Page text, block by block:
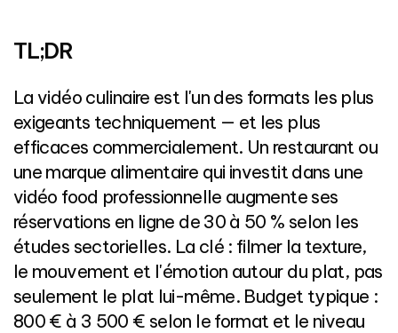
TL;DR
La vidéo culinaire est l'un des formats les plus
exigeants techniquement — et les plus
efficaces commercialement. Un restaurant ou
une marque alimentaire qui investit dans une
vidéo food professionnelle augmente ses
réservations en ligne de 30 à 50 % selon les
études sectorielles. La clé : filmer la texture,
le mouvement et l'émotion autour du plat, pas
seulement le plat lui-même. Budget typique :
800 € à 3 500 € selon le format et le niveau